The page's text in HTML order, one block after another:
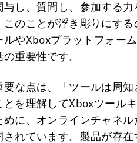
与し、質問し、参加する
このことが浮き彫りにす
ルやXboxプラットフォー
重要性です。
要な点は、「ツールは周
とを理解してXboxツール
めに、オンラインチャネ
されています。製品が存